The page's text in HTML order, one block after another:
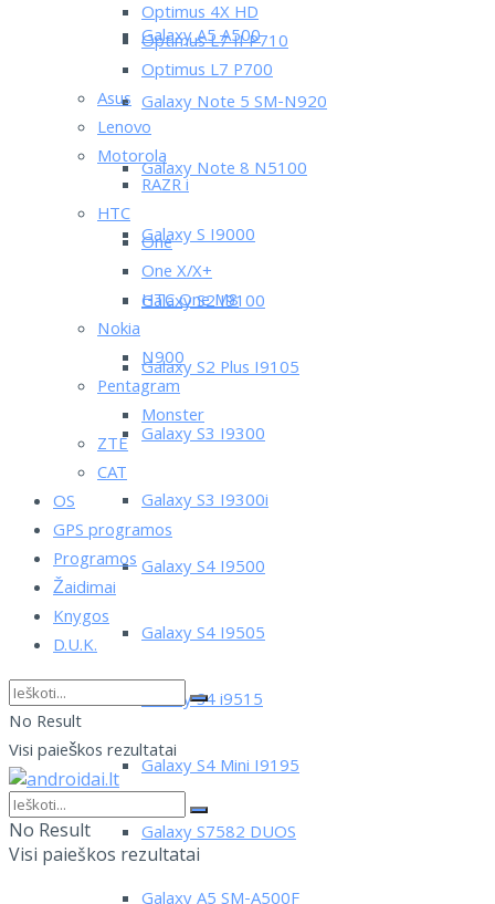
Galaxy A5 A500
Galaxy Note 5 SM-N920
Galaxy Note 8 N5100
Galaxy S I9000
Galaxy S2 I9100
Galaxy S2 Plus I9105
Galaxy S3 I9300
Galaxy S3 I9300i
Galaxy S4 I9500
Galaxy S4 I9505
Galaxy S4 i9515
Galaxy S4 Mini I9195
Galaxy S7582 DUOS
Optimus 4X HD
Optimus L7 II P710
Optimus L7 P700
Asus
Lenovo
Motorola
RAZR i
HTC
One
One X/X+
HTC One M8
Nokia
N900
Pentagram
Monster
ZTE
CAT
OS
GPS programos
Programos
Žaidimai
Knygos
D.U.K.
No Result
Visi paieškos rezultatai
No Result
Visi paieškos rezultatai